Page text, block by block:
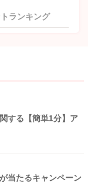
ランキング
する【簡単1分】ア
当たるキャンペーン